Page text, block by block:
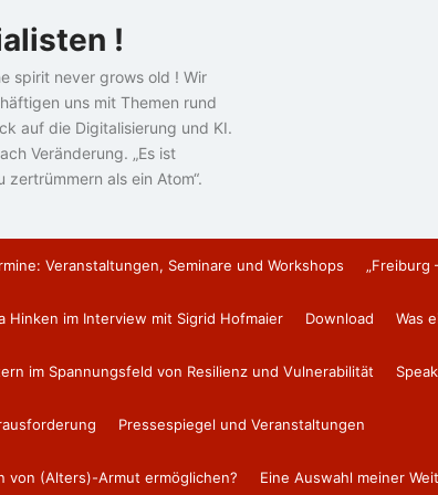
!
spirit never grows old ! Wir
uns mit Themen rund
auf die Digitalisierung und KI.
Veränderung. „Es ist
als ein Atom“.
Veranstaltungen, Seminare und Workshops „Freiburg
Hinken im Interview mit Sigrid Hofmaier Download Was
im Spannungsfeld von Resilienz und Vulnerabilität
Pressespiegel und Veranstaltungen
von (Alters)-Armut ermöglichen? Eine Auswahl meiner